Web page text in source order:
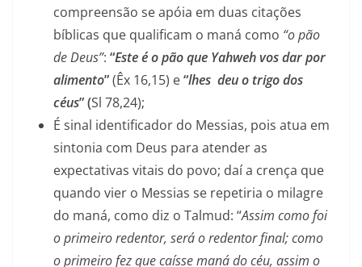
compreensão se apóia em duas citações
bíblicas que qualificam o maná como “o pão
de Deus”: “Este é o pão que Yahweh vos dar por
alimento”(Êx 16,15) e“lhes deu o trigo dos
céus” (Sl 78,24);
É sinal identificador do Messias, pois atua em
sintonia com Deus para atender as
expectativas vitais do povo; daí a crença que
quando vier o Messias se repetiria o milagre
do maná, como diz o Talmud: “Assim como foi
o primeiro redentor, será o redentor final; como
o primeiro fez que caísse maná do céu, assim o